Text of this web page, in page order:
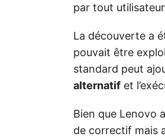
par tout
La découverte a
pouvait être
standard peut
alternatif et
Bien que Lenovo
de correctif mais